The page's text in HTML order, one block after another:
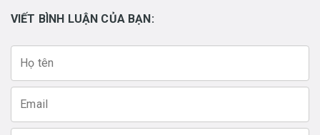
VIẾT BÌNH LUẬN CỦA BẠN: